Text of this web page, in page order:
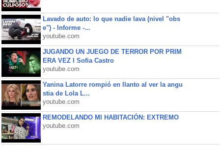
Lavado de auto: lo que nadie lava (nivel "obs
e") - Informe -...
youtube.com
JUGANDO UN JUEGO DE TERROR POR PRIM
ERA VEZ l Sofia Castro
youtube.com
Yanina Latorre rompió en llanto al ver la angu
stia de Lola L...
youtube.com
REMODELANDO MI HABITACIÓN: EXTREMO
youtube.com